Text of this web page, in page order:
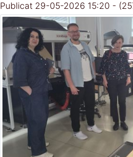
Publicat 29-05-2026 15:20 -